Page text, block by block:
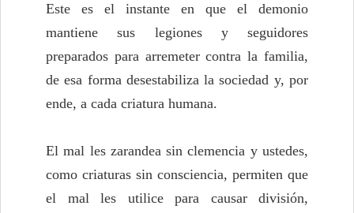
Este es el instante en que el demonio
mantiene sus legiones y seguidores
preparados para arremeter contra la familia,
de esa forma desestabiliza la sociedad y, por
ende, a cada criatura humana.
El mal les zarandea sin clemencia y ustedes,
como criaturas sin consciencia, permiten que
el mal les utilice para causar división,